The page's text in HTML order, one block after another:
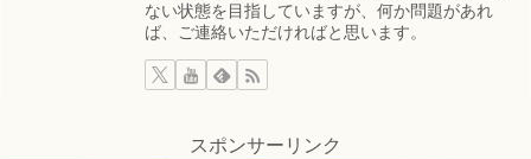
ない状態を目指していますが、何か問題があれ
ば、ご連絡いただければと思います。
スポンサーリンク